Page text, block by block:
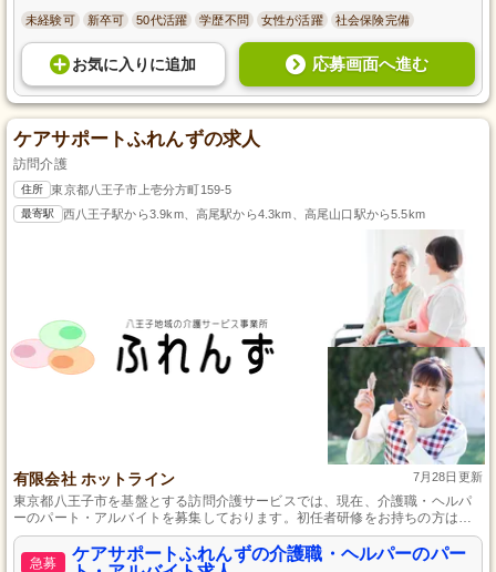
未経験可 新卒可 50代活躍 学歴不問 女性が活躍 社会保険完備
お気に入り に追加 応募画面へ進む
ケアサポートふれんずの求人
訪問介護
住所 東京都八王子市上壱分方町159-5
最寄駅 西八王子駅から3.9km、高尾駅から4.3km、高尾山口駅から5.5km
有限会社 ホットライン 7月28日更新
東京都八王子市を基盤とする訪問介護サービスでは、現在、介護職・ヘルパ
ーのパート・アルバイトを募集しております。初任者研修をお持ちの方は、
未経験からでも活躍でき、地元で愛されるサービスに貢献するチャンスで
す。身体介護や生活援助といった仕事を通し、自分の時間を活かしながら、
人とのふれあいを大切にしたお仕事をしませんか。
急募
ケアサポートふれんずの介護職・ヘルパーのパー